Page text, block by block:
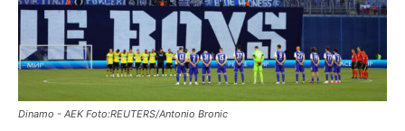
Dinamo - AEK Foto:REUTERS/Antonio Bronic